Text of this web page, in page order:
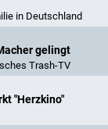
in Deutschland
gelingt
Trash-TV
"Herzkino"